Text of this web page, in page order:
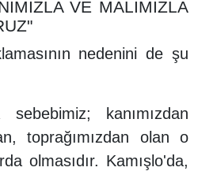
VE MALIMIZLA
nedenini de şu
kanımızdan
toprağımızdan olan o
olmasıdır. Kamışlo'da,